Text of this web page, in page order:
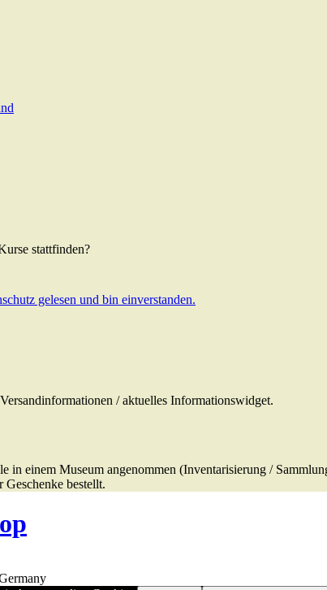
stattfinden?
gelesen und bin einverstanden.
/ aktuelles Informationswidget.
in einem Museum angenommen (Inventarisierung /
Geschenke bestellt.